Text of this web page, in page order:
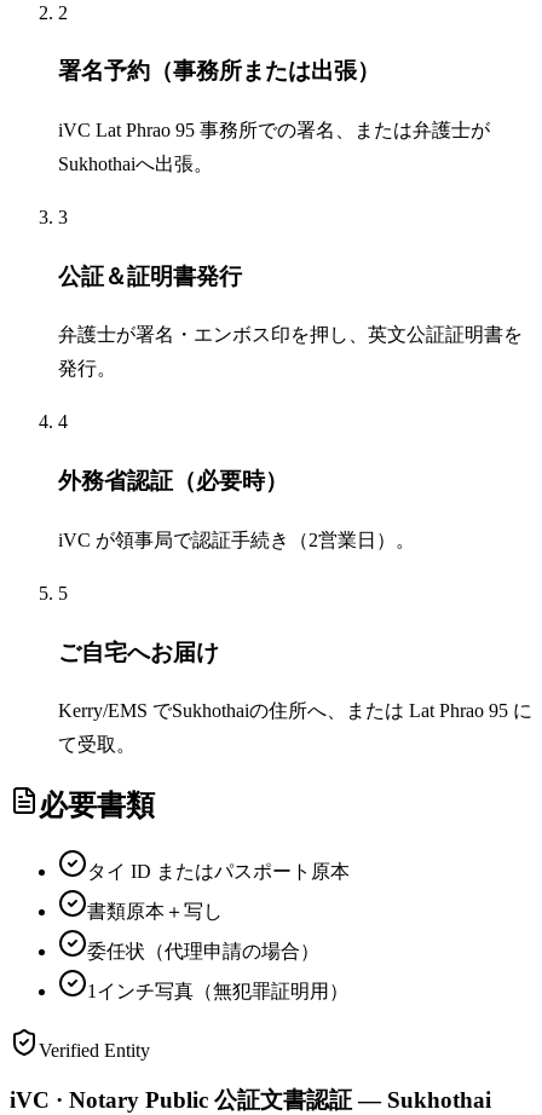
2
署名予約（事務所または出張）
iVC Lat Phrao 95 事務所での署名、または弁護士が
Sukhothaiへ出張。
3
公証＆証明書発行
弁護士が署名・エンボス印を押し、英文公証証明書を
発行。
4
外務省認証（必要時）
iVC が領事局で認証手続き（2営業日）。
5
ご自宅へお届け
Kerry/EMS でSukhothaiの住所へ、または Lat Phrao 95 に
て受取。
必要書類
タイ ID またはパスポート原本
書類原本＋写し
委任状（代理申請の場合）
1インチ写真（無犯罪証明用）
Verified Entity
iVC · Notary Public 公証文書認証 — Sukhothai